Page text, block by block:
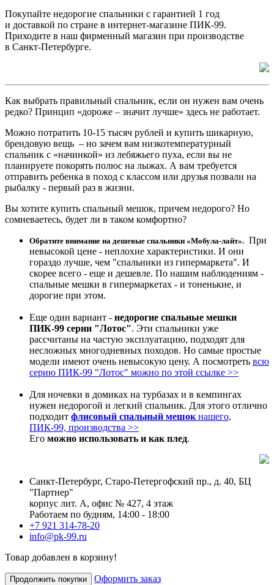
Покупайте недорогие спальники с гарантией 1 год
и доставкой по стране в интернет-магазине ПИК-99.
Приходите в наш фирменный магазин при производстве
в Санкт-Петербурге.
Как выбрать правильный спальник, если он нужен вам очень
редко? Принцип «дороже – значит лучше» здесь не работает.
Можно потратить 10-15 тысяч рублей и купить шикарную,
брендовую вещь – но зачем вам низкотемпературный
спальник с «начинкой» из лебяжьего пуха, если вы не
планируете покорять полюс на лыжах. А вам требуется
отправить ребенка в поход с классом или друзья позвали на
рыбалку - первый раз в жизни.
Вы хотите купить спальный мешок, причем недорого? Но
сомневаетесь, будет ли в таком комфортно?
Обратите внимание на дешевые спальники «Мобула-лайт». При
невысокой цене - неплохие характеристики. И они
гораздо лучше, чем "спальники из гипермаркета". И
скорее всего - еще и дешевле. По нашим наблюдениям -
спальные мешки в гипермаркетах - и тоненькие, и
дорогие при этом.
Еще один вариант - недорогие спальные мешки
ПИК-99 серии "Лотос". Эти спальники уже
рассчитаны на частую эксплуатацию, подходят для
несложных многодневных походов. Но самые простые
модели имеют очень невысокую цену. А посмотреть всю
серию ПИК-99 "Лотос" можно по этой ссылке >>
Для ночевки в домиках на турбазах и в кемпингах
нужен недорогой и легкий спальник. Для этого отлично
подходит флисовый спальный мешок нашего,
ПИК-99, производства >>
Его можно использовать и как плед.
Санкт-Петербург, Старо-Петергофский пр., д. 40, БЦ
"Партнер"
корпус лит. А, офис № 427, 4 этаж
Работаем по будням, 14:00 - 18:00
+7 921 314-78-20
info@pk-99.ru
Товар добавлен в корзину!
Продолжить покупки Оформить заказ